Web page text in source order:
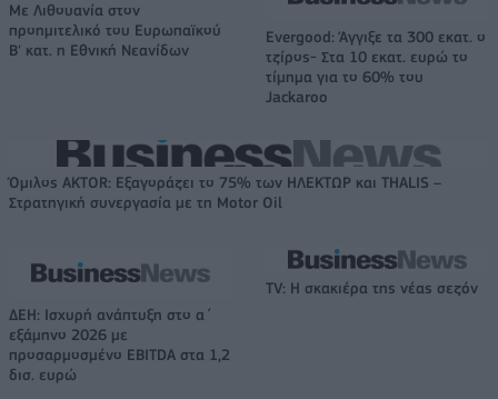
Με Λιθουανία στον
προημιτελικό του Ευρωπαϊκού
Β' κατ. η Εθνική Νεανίδων
Evergood: Άγγιξε τα 300 εκατ. ο
τζίρος- Στα 10 εκατ. ευρώ το
τίμημα για το 60% του
Jackaroo
Όμιλος AKTOR: Εξαγοράζει το 75% των ΗΛΕΚΤΩΡ και THALIS –
Στρατηγική συνεργασία με τη Motor Oil
ΔΕΗ: Ισχυρή ανάπτυξη στο α΄
εξάμηνο 2026 με
προσαρμοσμένο EBITDA στα 1,2
δισ. ευρώ
TV: Η σκακιέρα της νέας σεζόν